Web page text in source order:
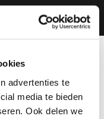
advertenties te
media te bieden
Ook delen we